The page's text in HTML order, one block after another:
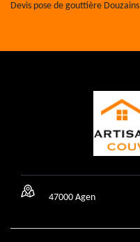
Devis pose de gouttière Douzains
47000 Agen